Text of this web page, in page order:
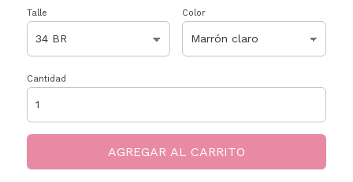
Talle Color
Cantidad
AGREGAR AL CARRITO